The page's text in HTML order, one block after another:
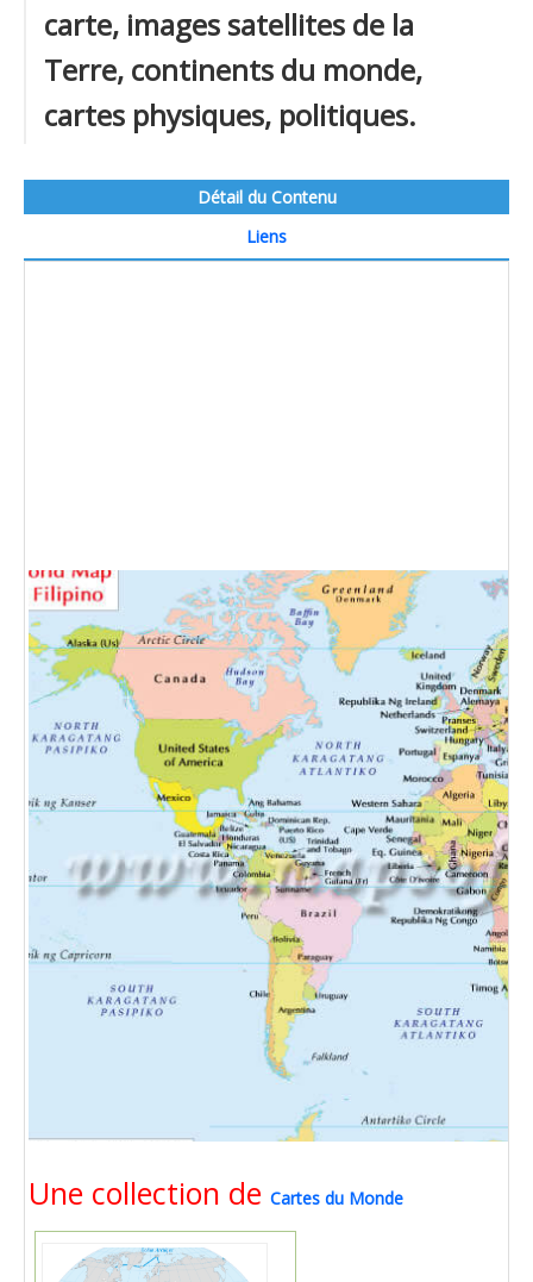
carte, images satellites de la
Terre, continents du monde,
cartes physiques, politiques.
Détail du Contenu
Liens
Une collection de Cartes du Monde